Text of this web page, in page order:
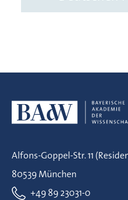
Alfons-Goppel-Str. 11
80539 München
+49 89 23031-0